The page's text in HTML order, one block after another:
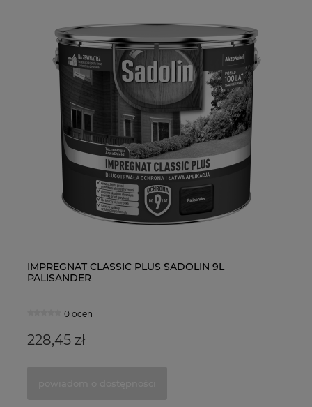
IMPREGNAT CLASSIC PLUS SADOLIN 9L
PALISANDER
0 ocen
228,45 zł
Tikkurila Anti-Reflex White 2 Farba Biała 10l
1 ocena
288,99 zł